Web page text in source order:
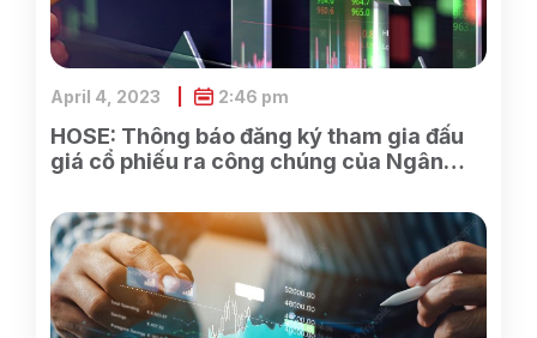
HOSE: Thông báo đăng ký tham gia đấu
giá cổ phiếu ra công chúng của Ngân
April 4, 2023 2:46 pm